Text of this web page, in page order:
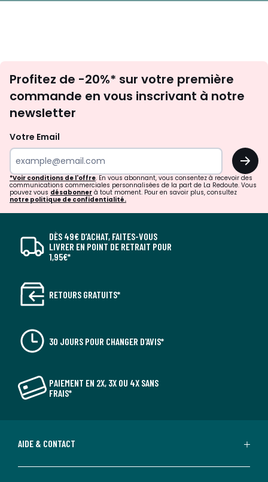
newsletter
Profitez de -20%* sur votre première
commande en vous inscrivant à notre
newsletter
Votre Email
OK
*Voir conditions de l'offre. En vous abonnant, vous consentez à recevoir des
communications commerciales personnalisées de la part de La Redoute. Vous
pouvez vous désabonner à tout moment. Pour en savoir plus, consultez
notre politique de confidentialité.
DÈS 49€ D’ACHAT, FAITES-VOUS
LIVRER EN POINT DE RETRAIT POUR
1,95€*
RETOURS GRATUITS*
30 JOURS POUR CHANGER D'AVIS*
PAIEMENT EN 2X, 3X OU 4X SANS
FRAIS*
AIDE & CONTACT